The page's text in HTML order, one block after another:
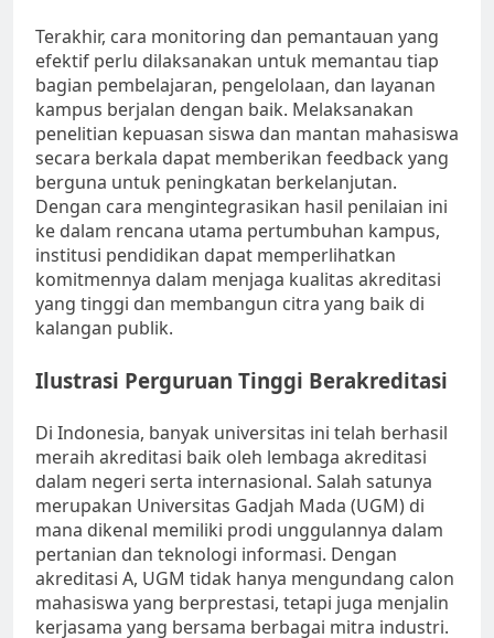
Terakhir, cara monitoring dan pemantauan yang
efektif perlu dilaksanakan untuk memantau tiap
bagian pembelajaran, pengelolaan, dan layanan
kampus berjalan dengan baik. Melaksanakan
penelitian kepuasan siswa dan mantan mahasiswa
secara berkala dapat memberikan feedback yang
berguna untuk peningkatan berkelanjutan.
Dengan cara mengintegrasikan hasil penilaian ini
ke dalam rencana utama pertumbuhan kampus,
institusi pendidikan dapat memperlihatkan
komitmennya dalam menjaga kualitas akreditasi
yang tinggi dan membangun citra yang baik di
kalangan publik.
Ilustrasi Perguruan Tinggi Berakreditasi
Di Indonesia, banyak universitas ini telah berhasil
meraih akreditasi baik oleh lembaga akreditasi
dalam negeri serta internasional. Salah satunya
merupakan Universitas Gadjah Mada (UGM) di
mana dikenal memiliki prodi unggulannya dalam
pertanian dan teknologi informasi. Dengan
akreditasi A, UGM tidak hanya mengundang calon
mahasiswa yang berprestasi, tetapi juga menjalin
kerjasama yang bersama berbagai mitra industri.